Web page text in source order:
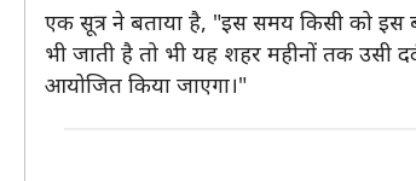
एक सूत्र ने बताया है, "इस समय किसी को
भी जाती है तो भी यह शहर महीनों तक उसी
आयोजित किया जाएगा।"